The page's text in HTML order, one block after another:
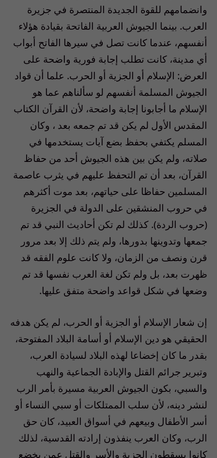
وانضمامهم للقوة الجديدة المنتصرة في جزيرة
العرب. بينما الجيوش العربية الفاتحة بقيادة هؤلاء
أنفسهم، عندما كانت تصل في سيرها الفاتح أبواب
أي مدينة، كانت تطلب إجابة فورية واضحة على
العرض: الإسلام أو الجزية أو الحرب. علما أن قواد
الجيوش المسلمة أنفسهم لو سألناهم عما هو
الإسلام ما أجابونا إجابة واضحة، لأن القرآن الكتاب
المقدس الأول لم يكن قد تم جمعه بعد ، وكان
المسلم يكتفي بحفظ بضع آيات يستخدمها في
صلاته، ولم يكن بين هذه الجيوش أحد من حفاظ
القرآن، بعد أن تم التحفظ عليهم في يثرب عاصمة
المسلمين حفاظا على حياتهم، بعد موت أكثرهم
في حروب المنشقين على الدولة في الجزيرة
(حروب الردة). كذلك لم تكن أحاديث النبي قد تم
جمعها وتدوينها بدورها، ولم يتم ذلك إلا بعد مرور
قرن ونصف من الزمان، ولا كانت علوم الفقه قد
ظهرت بعد، بل ولم تكن لغة العرب نفسها قد تم
وضعها في شكل قواعد واضحة متفق عليها.
إن شعار الإسلام أو الجزية أو الحرب، لم يكن هدفه
الحقيقي هو دين الإسلام أو أسامة البلاد المفتوحة،
بقدر ما كان إخضاعا لهذه البلاد لسيادة العرب،
وتبرير جرائم القتل والإبادة الجماعية والنهب
والسبي، بكون الجيوش العربية مسيرة بأمر الرب
لنشر دينه، لأن سلب الممتلكات أو سبي النساء أو
أسر الأطفال وبيعهم في أسواق العبيد، كان حق
الرب، وكان العرب ينفذون إرادته القدسية، لذلك
كانوا يسقطون الجزية والأسر والقتل عمن يخضع